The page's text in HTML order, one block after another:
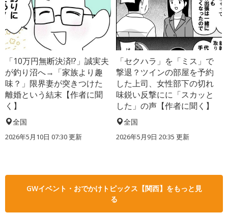
「10万円無断決済!?」誠実夫
が釣り沼へ→「家族より趣
味？」限界妻が突きつけた
離婚という結末【作者に聞
く】
全国
2026年5月10日 07:30 更新
「セクハラ」を「ミス」で
撃退？ツインの部屋を予約
した上司、女性部下の切れ
味鋭い反撃にに「スカッと
した」の声【作者に聞く】
全国
2026年5月9日 20:35 更新
GWイベント・おでかけトピックス【関西】をもっと見
る